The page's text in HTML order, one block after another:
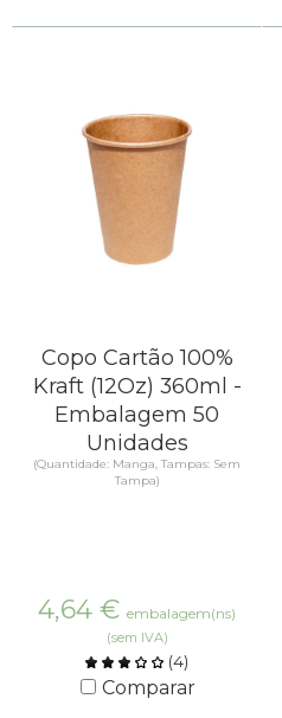
Copo Cartão 100%
Kraft (12Oz) 360ml -
Embalagem 50
Unidades
(Quantidade: Manga, Tampas: Sem
Tampa)
4,64 € embalagem(ns)
(sem IVA)
(4)
Comparar